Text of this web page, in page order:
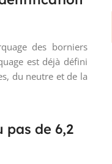
des borniers
est déjà défini
du neutre et de la
de 6,2